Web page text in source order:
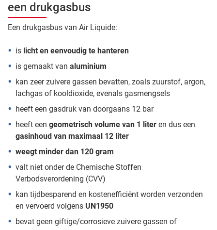
een drukgasbus
Een drukgasbus van Air Liquide:
is licht en eenvoudig te hanteren
is gemaakt van aluminium
kan zeer zuivere gassen bevatten, zoals zuurstof, argon,
lachgas of kooldioxide, evenals gasmengsels
heeft een gasdruk van doorgaans 12 bar
heeft een geometrisch volume van 1 liter en dus een
gasinhoud van maximaal 12 liter
weegt minder dan 120 gram
valt niet onder de Chemische Stoffen
Verbodsverordening (CVV)
kan tijdbesparend en kostenefficiënt worden verzonden
en vervoerd volgens UN1950
bevat geen giftige/corrosieve zuivere gassen of